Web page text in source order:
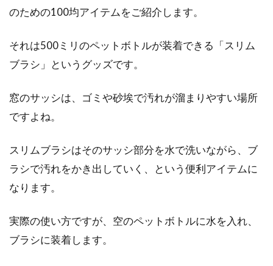
のための100均アイテムをご紹介します。
それは500ミリのペットボトルが装着できる「スリム
ブラシ」というグッズです。
窓のサッシは、ゴミや砂埃で汚れが溜まりやすい場所
ですよね。
スリムブラシはそのサッシ部分を水で洗いながら、ブ
ラシで汚れをかき出していく、という便利アイテムに
なります。
実際の使い方ですが、空のペットボトルに水を入れ、
ブラシに装着します。